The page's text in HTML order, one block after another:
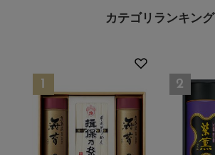
カテゴリランキング